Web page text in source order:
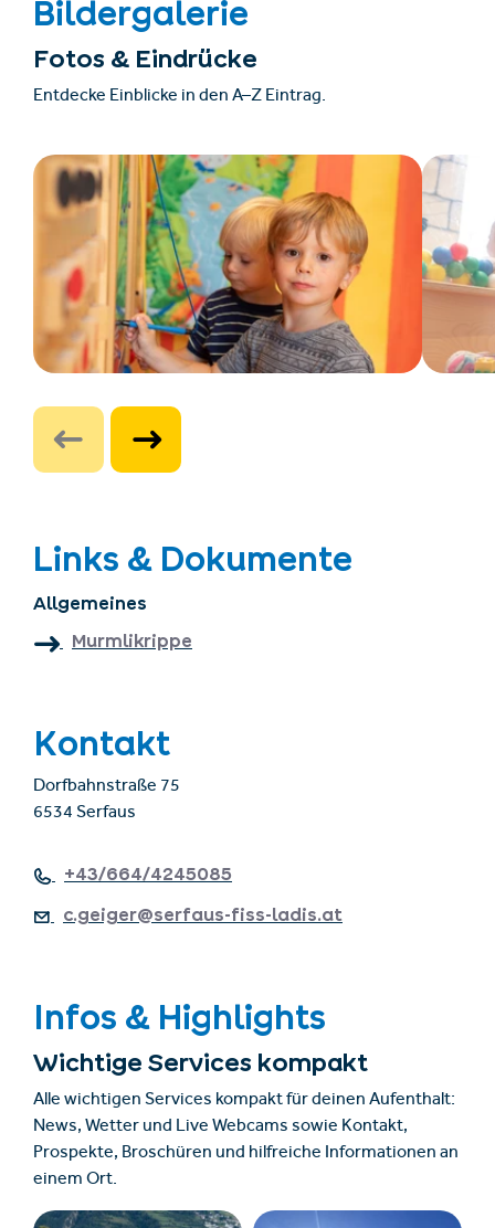
Bildergalerie
Fotos & Eindrücke
Entdecke Einblicke in den A–Z Eintrag.
Links & Dokumente
Allgemeines
Murmlikrippe
Kontakt
Dorfbahnstraße 75
6534 Serfaus
+43/664/4245085
c.geiger@serfaus-fiss-ladis.at
Infos & Highlights
Wichtige Services kompakt
Alle wichtigen Services kompakt für deinen Aufenthalt:
News, Wetter und Live Webcams sowie Kontakt,
Prospekte, Broschüren und hilfreiche Informationen an
einem Ort.